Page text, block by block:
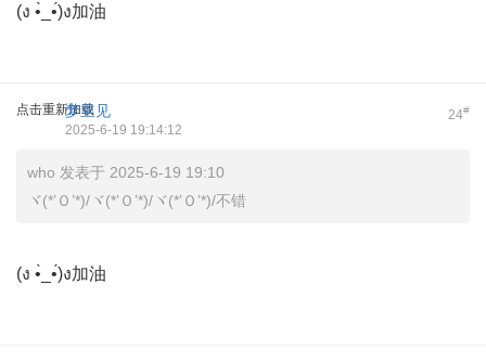
(ง •̀_•́)ง加油
点击重新加载 24#
梦里见
2025-6-19 19:14:12
who 发表于 2025-6-19 19:10
ヾ(*’Ｏ’*)/ヾ(*’Ｏ’*)/ヾ(*’Ｏ’*)/不错
(ง •̀_•́)ง加油